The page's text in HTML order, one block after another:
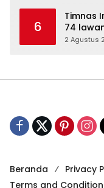
6
Timnas
74
Pecah
2 Agustus
Beranda Privacy
Terms and